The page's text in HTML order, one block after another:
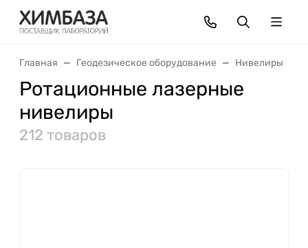
Главная Геодезическое оборудование Нивелиры
Ротационные лазерные
нивелиры
212 товаров